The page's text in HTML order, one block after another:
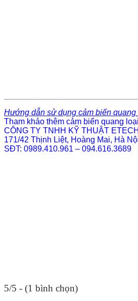
Hướng dẫn sử dụng cảm biến quang
Tham khảo thêm cảm biến quang
CÔNG TY TNHH KỸ THUẬT
171/42 Thịnh Liệt, Hoàng Mai, Hà
SĐT: 0989.410.961 – 094.616.3689
5/5 - (1 bình chọn)